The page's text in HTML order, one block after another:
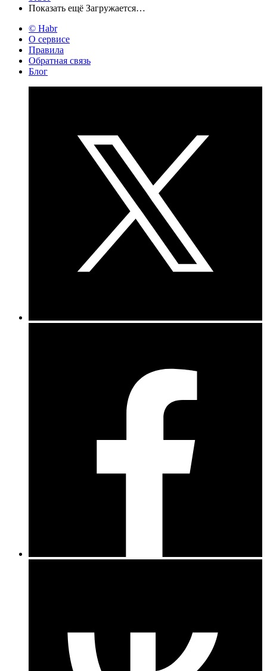
Показать ещё Загружается…
© Habr
О сервисе
Правила
Обратная связь
Блог